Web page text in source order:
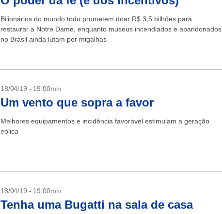
Bilionários do mundo todo prometem doar R$ 3,5 bilhões para
restaurar a Notre Dame, enquanto museus incendiados e abandonados
no Brasil ainda lutam por migalhas
18/04/19 - 19:00min
Um vento que sopra a favor
Melhores equipamentos e incidência favorável estimulam a geração
eólica
18/04/19 - 19:00min
Tenha uma Bugatti na sala de casa